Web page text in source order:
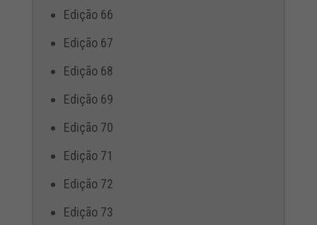
Edição 66
Edição 67
Edição 68
Edição 69
Edição 70
Edição 71
Edição 72
Edição 73